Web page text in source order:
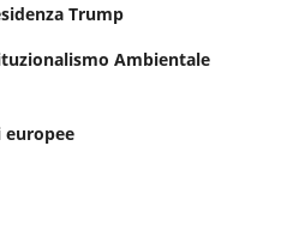
Trump
Ambientale
europee